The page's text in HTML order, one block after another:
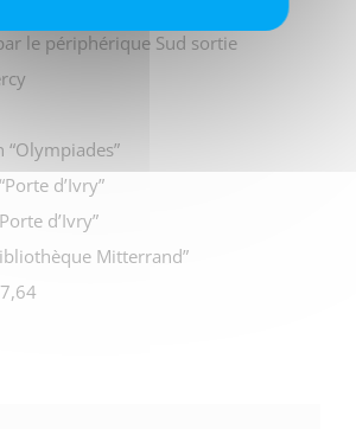
le périphérique Sud sortie
d’Ivry”
d’Ivry”
Mitterrand”